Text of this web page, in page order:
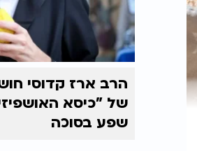
הרב ארז קדוסי
של "כיסא
שפע בסוכה